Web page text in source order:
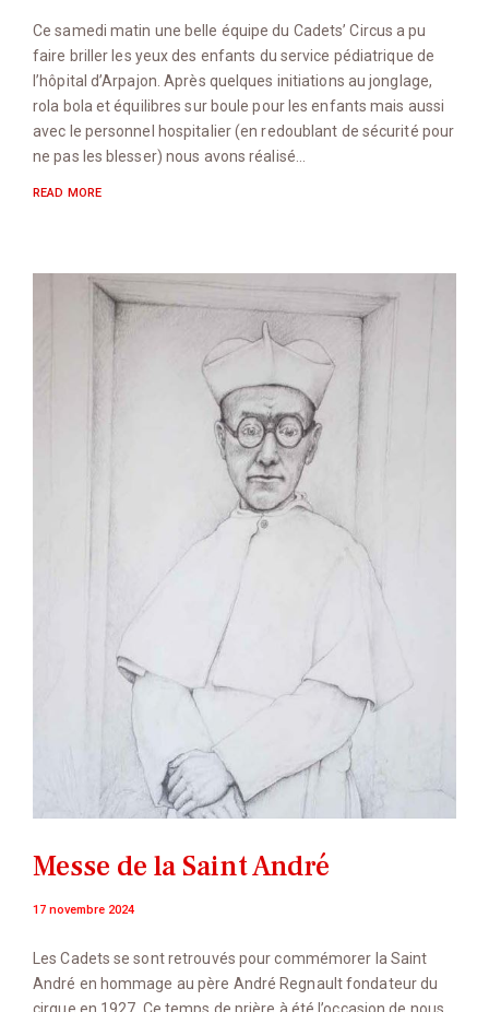
Ce samedi matin une belle équipe du Cadets’ Circus a pu
faire briller les yeux des enfants du service pédiatrique de
l’hôpital d’Arpajon. Après quelques initiations au jonglage,
rola bola et équilibres sur boule pour les enfants mais aussi
avec le personnel hospitalier (en redoublant de sécurité pour
ne pas les blesser) nous avons réalisé…
READ MORE
Messe de la Saint André
17 novembre 2024
Les Cadets se sont retrouvés pour commémorer la Saint
André en hommage au père André Regnault fondateur du